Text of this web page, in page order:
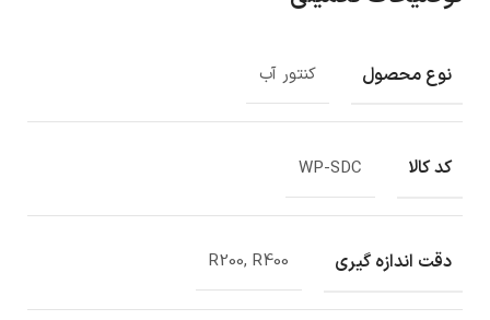
نوع محصول کنتور آب
کد کالا WP-SDC
دقت اندازه گیری R200, R400